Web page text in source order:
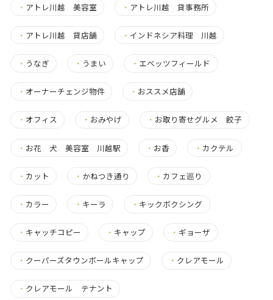
・ アトレ川越 美容室 ・ アトレ川越 貸事務所
・ アトレ川越 貸店舗 ・ インドネシア料理 川越
・ うなぎ ・ うまい ・ エベッツフィールド
・ オーナーチェンジ物件 ・ おススメ店舗
・ オフィス ・ おみやげ ・ お取り寄せグルメ 餃子
・ お花 犬 美容室 川越駅 ・ お香 ・ カクテル
・ カット ・ かねつき通り ・ カフェ巡り
・ カラー ・ キーラ ・ キックボクシング
・ キャッチコピー ・ キャップ ・ ギョーザ
・ クーパーズタウンボールキャップ ・ クレアモール
・ クレアモール テナント